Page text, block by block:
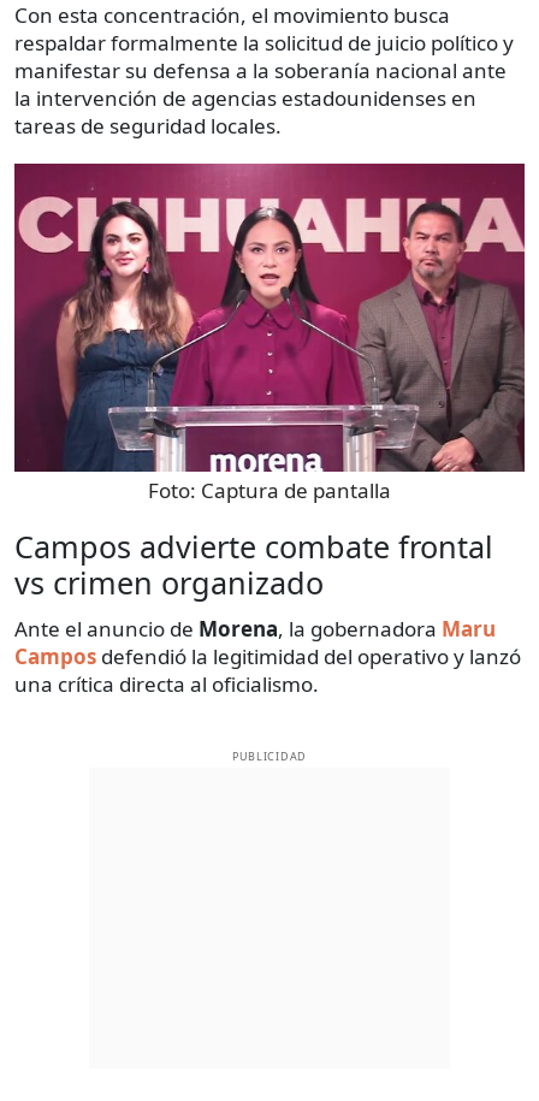
Con esta concentración, el movimiento busca
respaldar formalmente la solicitud de juicio político y
manifestar su defensa a la soberanía nacional ante
la intervención de agencias estadounidenses en
tareas de seguridad locales.
Foto: Captura de pantalla
Campos advierte combate frontal
vs crimen organizado
Ante el anuncio de Morena, la gobernadora Maru
Campos defendió la legitimidad del operativo y lanzó
una crítica directa al oficialismo.
PUBLICIDAD